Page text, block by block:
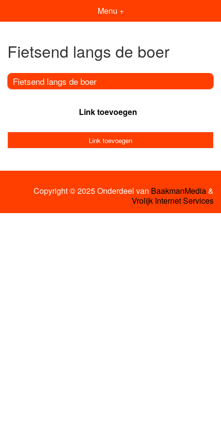
Menu +
Fietsend langs de boer
Fietsend langs de boer
Link toevoegen
Link toevoegen
Copyright © 2025 Onderdeel van BaakmanMedia&
Vrolijk Internet Services